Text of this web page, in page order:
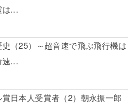
は...
（25）～超音速で飛ぶ飛行機は
速...
賞日本人受賞者（2）朝永振一郎